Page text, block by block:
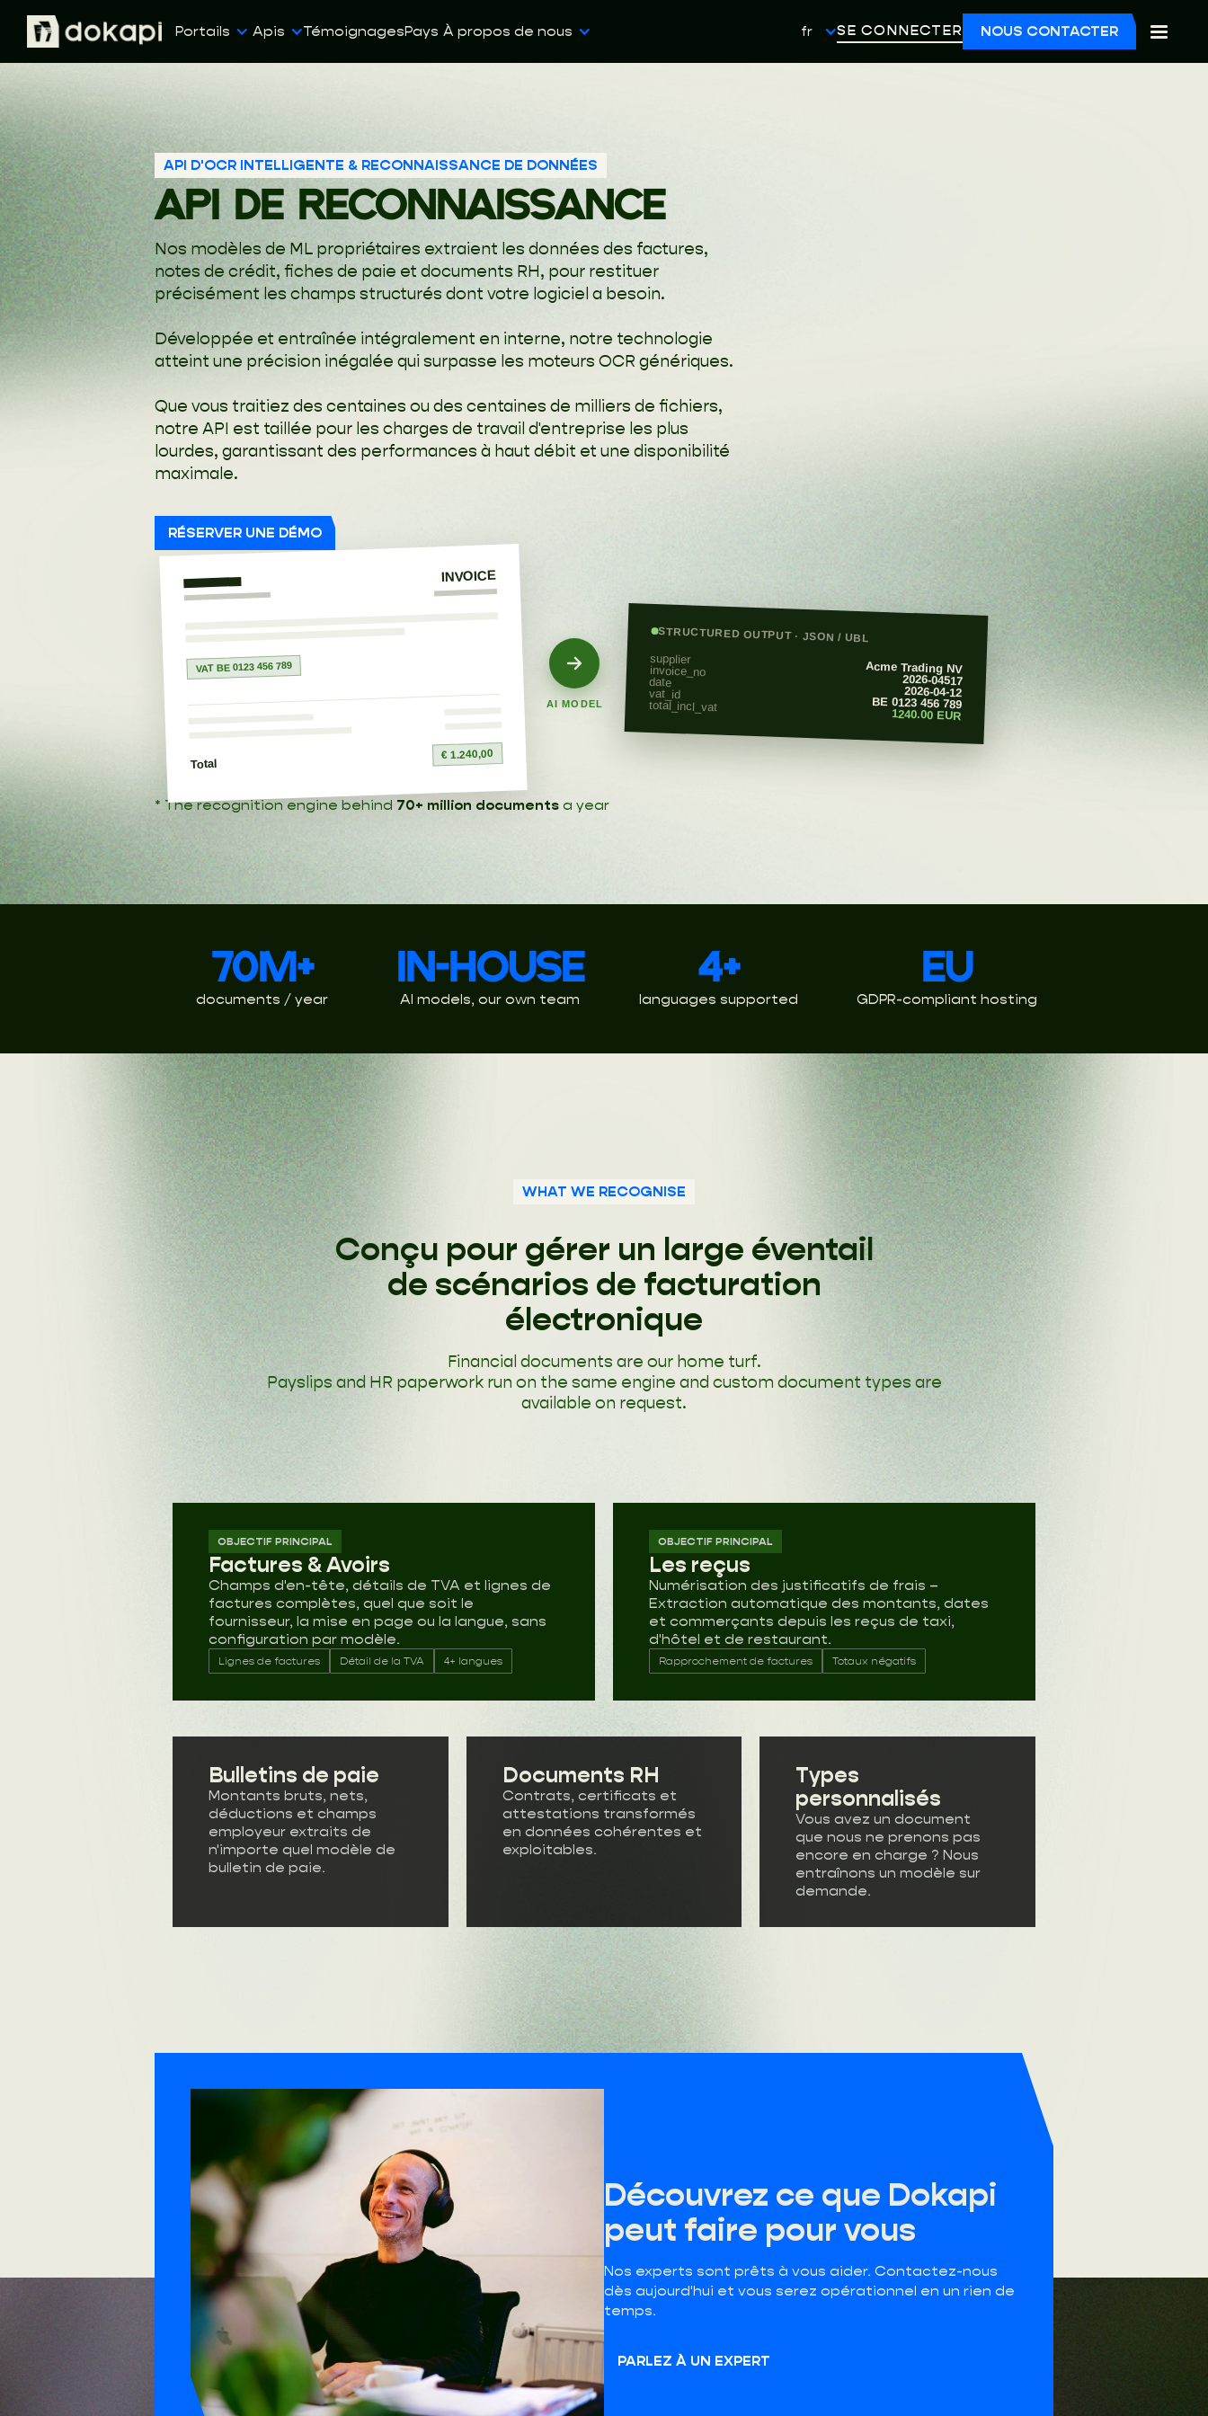
Portails Apis TémoignagesPays À propos de nous fr SE CONNECTER NOUS CONTACTER
API D'OCR INTELLIGENTE & RECONNAISSANCE DE DONNÉES
API DE RECONNAISSANCE
Nos modèles de ML propriétaires extraient les données des factures,
notes de crédit, fiches de paie et documents RH, pour restituer
précisément les champs structurés dont votre logiciel a besoin.
Développée et entraînée intégralement en interne, notre technologie
atteint une précision inégalée qui surpasse les moteurs OCR génériques.
Que vous traitiez des centaines ou des centaines de milliers de fichiers,
notre API est taillée pour les charges de travail d'entreprise les plus
lourdes, garantissant des performances à haut débit et une disponibilité
maximale.
RÉSERVER UNE DÉMO
INVOICE
VAT BE 0123 456 789
Total
€ 1.240,00
AI MODEL
STRUCTURED OUTPUT · JSON / UBL
supplier
Acme Trading NV
invoice_no
2026-04517
date
2026-04-12
vat_id
BE 0123 456 789
total_incl_vat
1240.00 EUR
* The recognition engine behind 70+ million documentsa year
70M+
documents / year
IN-HOUSE
AI models, our own team
4+
languages supported
EU
GDPR-compliant hosting
WHAT WE RECOGNISE
Conçu pour gérer un large éventail
de scénarios de facturation
électronique
Financial documents are our home turf.
Payslips and HR paperwork run on the same engine and custom document types are
available on request.
OBJECTIF PRINCIPAL
Factures & Avoirs
Champs d'en-tête, détails de TVA et lignes de
factures complètes, quel que soit le
fournisseur, la mise en page ou la langue, sans
configuration par modèle.
Lignes de factures Détail de la TVA 4+ langues
OBJECTIF PRINCIPAL
Les reçus
Numérisation des justificatifs de frais –
Extraction automatique des montants, dates
et commerçants depuis les reçus de taxi,
d'hôtel et de restaurant.
Rapprochement de factures Totaux négatifs
Bulletins de paie
Montants bruts, nets,
déductions et champs
employeur extraits de
n'importe quel modèle de
bulletin de paie.
Documents RH
Contrats, certificats et
attestations transformés
en données cohérentes et
exploitables.
Types
personnalisés
Vous avez un document
que nous ne prenons pas
encore en charge ? Nous
entraînons un modèle sur
demande.
Découvrez ce que Dokapi
peut faire pour vous
Nos experts sont prêts à vous aider. Contactez-nous
dès aujourd'hui et vous serez opérationnel en un rien de
temps.
PARLEZ À UN EXPERT
HQ Belgique